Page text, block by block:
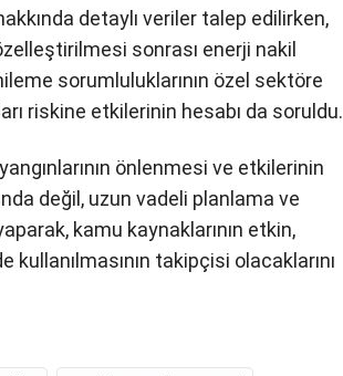
detaylı veriler talep edilirken,
sonrası enerji nakil
sorumluluklarının özel sektöre
riskine etkilerinin hesabı da soruldu.
önlenmesi ve etkilerinin
değil, uzun vadeli planlama ve
kamu kaynaklarının etkin,
takipçisi olacaklarını